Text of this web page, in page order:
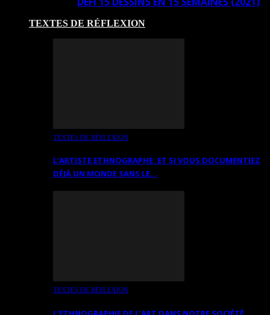
TEXTES DE RÉFLEXION
TEXTES DE RÉFLEXION
L’ARTISTE ETHNOGRAPHE: ET SI VOUS DOCUMENTIEZ
DÉJÀ UN MONDE SANS LE…
TEXTES DE RÉFLEXION